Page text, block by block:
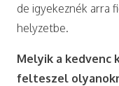
de igyekeznék arra
helyzetbe.
Melyik a kedvenc
felteszel